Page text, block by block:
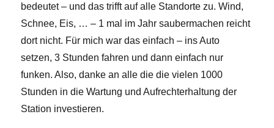
bedeutet – und das trifft auf alle Standorte zu. Wind,
Schnee, Eis, … – 1 mal im Jahr saubermachen reicht
dort nicht. Für mich war das einfach – ins Auto
setzen, 3 Stunden fahren und dann einfach nur
funken. Also, danke an alle die die vielen 1000
Stunden in die Wartung und Aufrechterhaltung der
Station investieren.